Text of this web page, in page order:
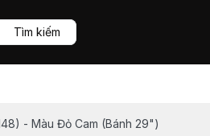
Tìm kiếm
- Màu Đỏ Cam (Bánh 29")